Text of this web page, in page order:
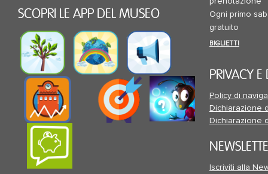
SCOPRI LE APP DEL MUSEO
Ogni primo
gratuito
BIGLIETTI
PRIVACY
Policy di
Dichiarazione
Dichiarazione
Iscriviti alla